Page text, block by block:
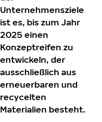
Unternehmensziele
ist es, bis zum Jahr
2025 einen
Konzeptreifen zu
entwickeln, der
ausschließlich aus
erneuerbaren und
recycelten
Materialien besteht.